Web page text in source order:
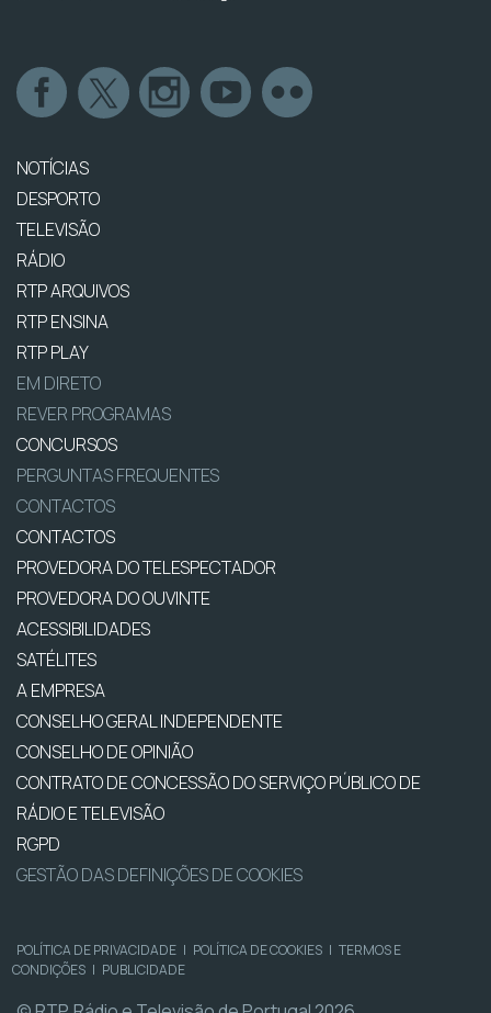
NOTÍCIAS
DESPORTO
TELEVISÃO
RÁDIO
RTP ARQUIVOS
RTP ENSINA
RTP PLAY
EM DIRETO
REVER PROGRAMAS
CONCURSOS
PERGUNTAS FREQUENTES
CONTACTOS
CONTACTOS
PROVEDORA DO TELESPECTADOR
PROVEDORA DO OUVINTE
ACESSIBILIDADES
SATÉLITES
A EMPRESA
CONSELHO GERAL INDEPENDENTE
CONSELHO DE OPINIÃO
CONTRATO DE CONCESSÃO DO SERVIÇO PÚBLICO DE
RÁDIO E TELEVISÃO
RGPD
GESTÃO DAS DEFINIÇÕES DE COOKIES
POLÍTICA DE PRIVACIDADE | POLÍTICA DE COOKIES | TERMOS E
CONDIÇÕES | PUBLICIDADE